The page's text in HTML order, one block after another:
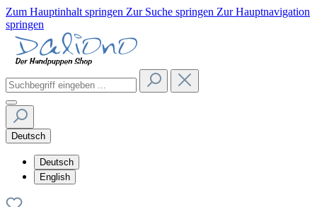
Zum Hauptinhalt springen Zur Suche springen Zur Hauptnavigation
springen
Deutsch
Deutsch
English